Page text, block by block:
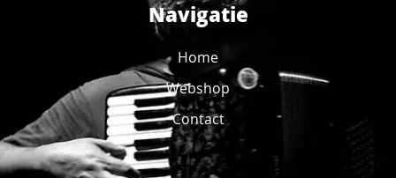
Navigatie
Home
Webshop
Contact